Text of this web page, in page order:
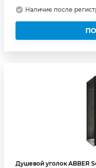
Наличие после
Душевой уголок ABBER